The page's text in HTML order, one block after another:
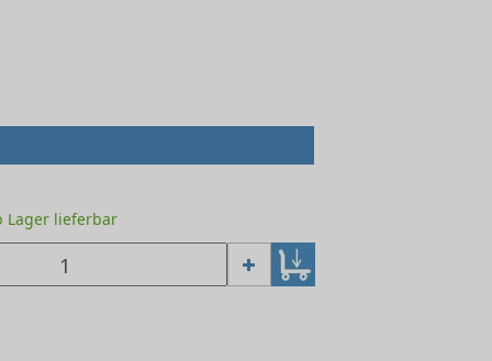
Lager lieferbar